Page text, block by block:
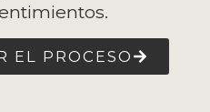
EL PROCESO